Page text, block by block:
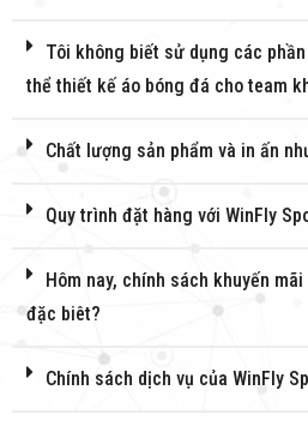
Tôi không biết sử dụng các
thể thiết kế áo bóng đá cho team
Chất lượng sản phẩm và in ấn
Quy trình đặt hàng với WinFly
Hôm nay, chính sách khuyến
đặc biêt?
Chính sách dịch vụ của WinFly